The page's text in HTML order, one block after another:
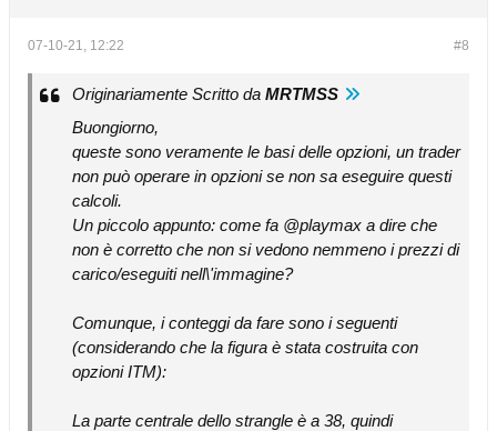
#8
07-10-21, 12:22
Originariamente Scritto da MRTMSS
Buongiorno,
queste sono veramente le basi delle opzioni, un trader
non può operare in opzioni se non sa eseguire questi
calcoli.
Un piccolo appunto: come fa @playmax a dire che
non è corretto che non si vedono nemmeno i prezzi di
carico/eseguiti nell\'immagine?
Comunque, i conteggi da fare sono i seguenti
(considerando che la figura è stata costruita con
opzioni ITM):
La parte centrale dello strangle è a 38, quindi